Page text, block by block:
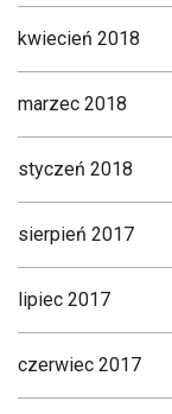
kwiecień 2018
marzec 2018
styczeń 2018
sierpień 2017
lipiec 2017
czerwiec 2017